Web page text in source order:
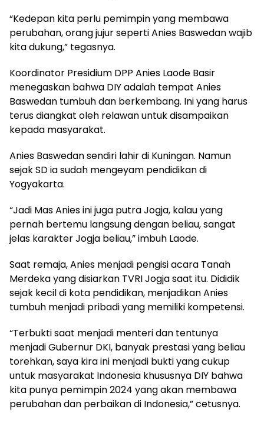
“Kedepan kita perlu pemimpin yang membawa
perubahan, orang jujur seperti Anies Baswedan wajib
kita dukung,” tegasnya.
Koordinator Presidium DPP Anies Laode Basir
menegaskan bahwa DIY adalah tempat Anies
Baswedan tumbuh dan berkembang. Ini yang harus
terus diangkat oleh relawan untuk disampaikan
kepada masyarakat.
Anies Baswedan sendiri lahir di Kuningan. Namun
sejak SD ia sudah mengeyam pendidikan di
Yogyakarta.
“Jadi Mas Anies ini juga putra Jogja, kalau yang
pernah bertemu langsung dengan beliau, sangat
jelas karakter Jogja beliau,” imbuh Laode.
Saat remaja, Anies menjadi pengisi acara Tanah
Merdeka yang disiarkan TVRI Jogja saat itu. Dididik
sejak kecil di kota pendidikan, menjadikan Anies
tumbuh menjadi pribadi yang memiliki kompetensi.
“Terbukti saat menjadi menteri dan tentunya
menjadi Gubernur DKI, banyak prestasi yang beliau
torehkan, saya kira ini menjadi bukti yang cukup
untuk masyarakat Indonesia khususnya DIY bahwa
kita punya pemimpin 2024 yang akan membawa
perubahan dan perbaikan di Indonesia,” cetusnya.